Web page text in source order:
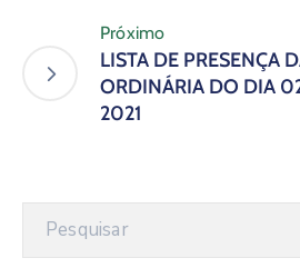
Próximo
LISTA DE PRESENÇA
ORDINÁRIA DO DIA
2021